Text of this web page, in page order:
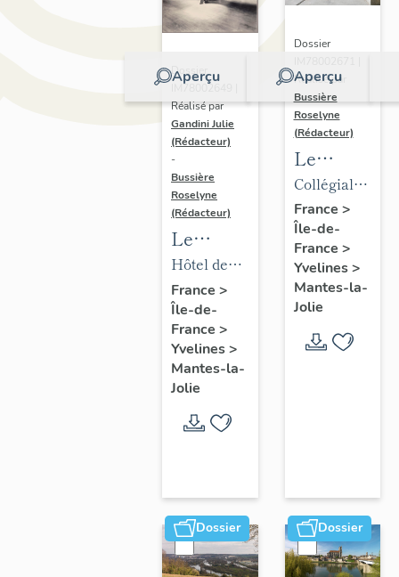
Aperçu
Dossier
IM78002649 |
Réalisé par
Gandini Julie
(Rédacteur)
-
Bussière
Roselyne
(Rédacteur)
Le
mobilier
de l'hôtel
de ville
Hôtel de
ville
France >
Île-de-
France >
Yvelines>
Mantes-la-
Jolie
Aperçu
Dossier
Réalisé par
Bussière
Roselyne
(Rédacteur)
Le
mobilier
de la
collégiale
Collégiale
Notre-
Dame
France >
Île-de-
France >
Yvelines>
Mantes-la-
Jolie
Dossier Dossier